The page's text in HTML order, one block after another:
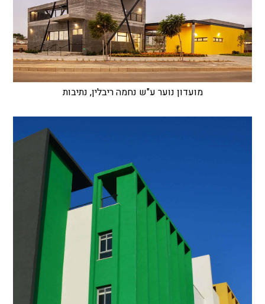
מועדון נוער ע"ש נחמה ריבלין, נתיבות